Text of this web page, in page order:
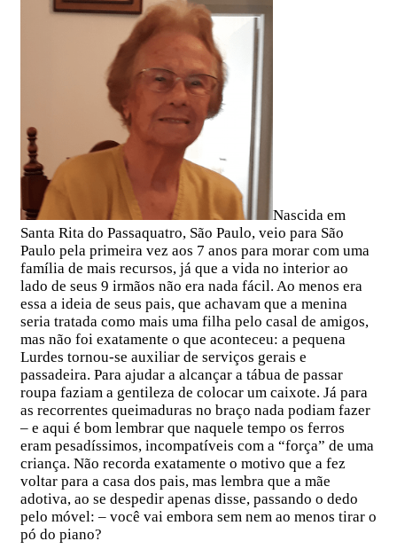
Nascida em
Santa Rita do Passaquatro, São Paulo, veio para São
Paulo pela primeira vez aos 7 anos para morar com uma
família de mais recursos, já que a vida no interior ao
lado de seus 9 irmãos não era nada fácil. Ao menos era
essa a ideia de seus pais, que achavam que a menina
seria tratada como mais uma filha pelo casal de amigos,
mas não foi exatamente o que aconteceu: a pequena
Lurdes tornou-se auxiliar de serviços gerais e
passadeira. Para ajudar a alcançar a tábua de passar
roupa faziam a gentileza de colocar um caixote. Já para
as recorrentes queimaduras no braço nada podiam fazer
– e aqui é bom lembrar que naquele tempo os ferros
eram pesadíssimos, incompatíveis com a “força” de uma
criança. Não recorda exatamente o motivo que a fez
voltar para a casa dos pais, mas lembra que a mãe
adotiva, ao se despedir apenas disse, passando o dedo
pelo móvel: – você vai embora sem nem ao menos tirar o
pó do piano?